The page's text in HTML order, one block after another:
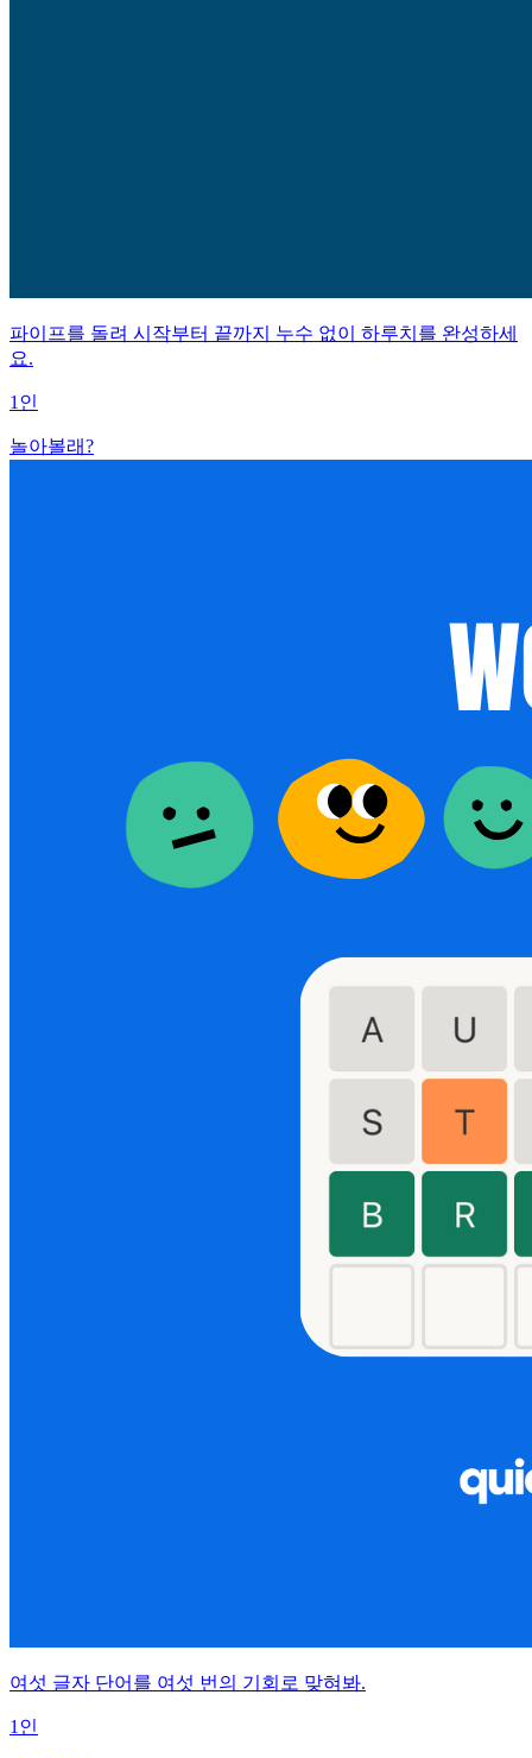
파이프를 돌려 시작부터 끝까지 누수 없이 하루치를 완성하세
요.
1인
놀아볼래?
여섯 글자 단어를 여섯 번의 기회로 맞혀봐.
1인